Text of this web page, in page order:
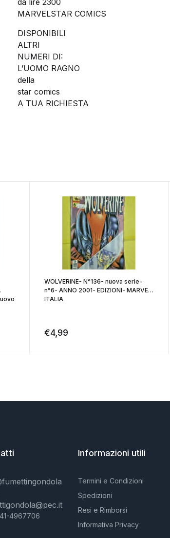
da lire 2300
MARVELSTAR COMICS
DISPONIBILI
ALTRI
NUMERI DI:
L’UOMO RAGNO
della
star comics
A TUA RICHIESTA
WOLVERINE- N°136- nuova serie-
n°6- ANNO 2001- EDIZIONI- MARVEL
ITALIA
€4,99
4967706
Informazioni utili
Termini e Condizioni
Spedizioni
Resi e Rimborsi
Informativa Privacy